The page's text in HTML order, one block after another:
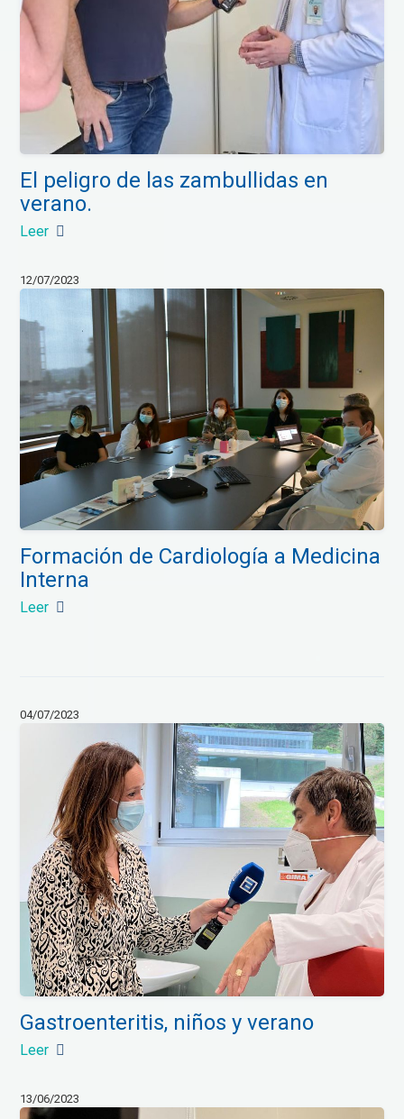
El peligro de las zambullidas en
verano.
Leer
12/07/2023
Formación de Cardiología a Medicina
Interna
Leer
04/07/2023
Gastroenteritis, niños y verano
Leer
13/06/2023